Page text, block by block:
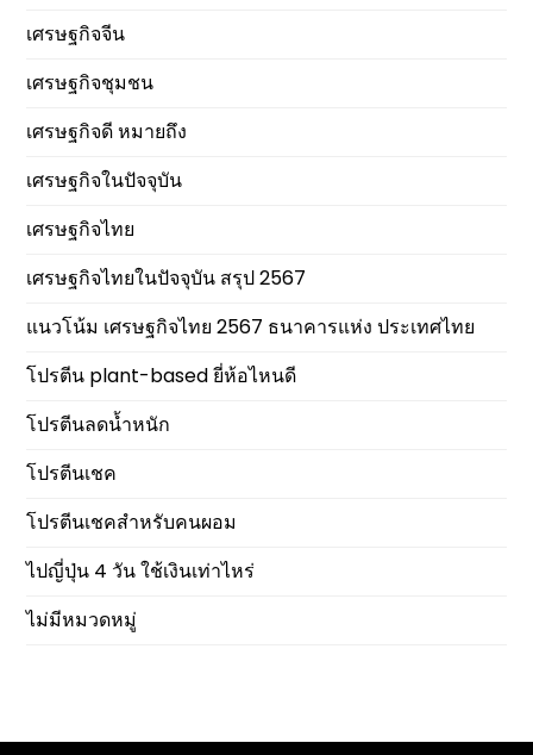
เศรษฐกิจจีน
เศรษฐกิจชุมชน
เศรษฐกิจดี หมายถึง
เศรษฐกิจในปัจจุบัน
เศรษฐกิจไทย
เศรษฐกิจไทยในปัจจุบัน สรุป 2567
แนวโน้ม เศรษฐกิจไทย 2567 ธนาคารแห่ง ประเทศไทย
โปรตีน plant-based ยี่ห้อไหนดี
โปรตีนลดน้ำหนัก
โปรตีนเชค
โปรตีนเชคสำหรับคนผอม
ไปญี่ปุ่น 4 วัน ใช้เงินเท่าไหร่
ไม่มีหมวดหมู่